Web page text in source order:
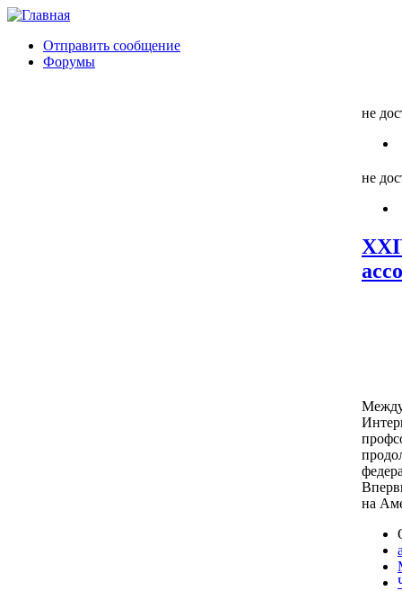
Отправить сообщение
Форумы
не
не
на